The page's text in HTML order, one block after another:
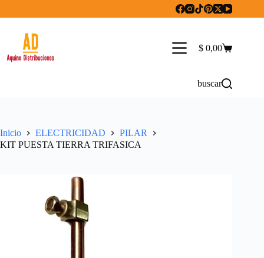
Carro
$ 0,00
buscar
Inicio ELECTRICIDAD
PILAR
KIT PUESTA TIERRA TRIFASICA